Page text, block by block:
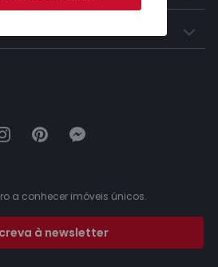
a conhecer imóveis únicos.
à newsletter